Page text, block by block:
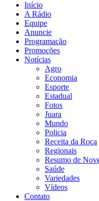
Início
A Rádio
Equipe
Anuncie
Programação
Promoções
Notícias
Agro
Economia
Esporte
Estadual
Fotos
Juara
Mundo
Policia
Receita da Roça
Regionais
Resumo de
Saúde
Variedades
Vídeos
Contato